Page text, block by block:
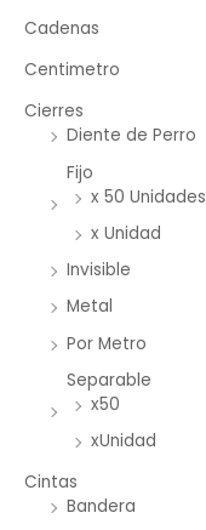
Cadenas
Centimetro
Cierres
Diente de Perro
Fijo
x 50 Unidades
x Unidad
Invisible
Metal
Por Metro
Separable
x50
xUnidad
Cintas
Bandera